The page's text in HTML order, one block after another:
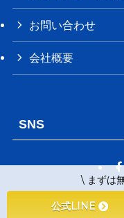
お問い合わせ
会社概要
SNS
©パーソナル
\ まずは
公式LINE